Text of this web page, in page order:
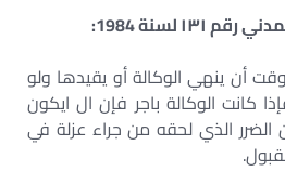
أن ينهي الوكالة أو يقيدها ولو
كانت الوكالة باجر فإن ال ايكون
الضرر الذي لحقه من جراء عزلة في